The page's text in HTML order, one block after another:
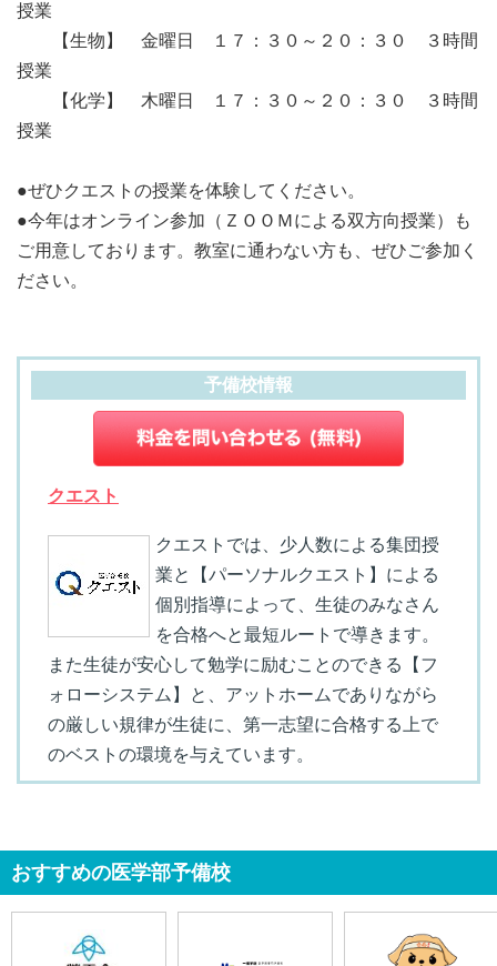
授業
【生物】 金曜日 １７：３０～２０：３０ ３時間
授業
【化学】 木曜日 １７：３０～２０：３０ ３時間
授業
●ぜひクエストの授業を体験してください。
●今年はオンライン参加（ＺＯＯＭによる双方向授業）も
ご用意しております。教室に通わない方も、ぜひご参加く
ださい。
予備校情報
クエスト
クエストでは、少人数による集団授
業と【パーソナルクエスト】による
個別指導によって、生徒のみなさん
を合格へと最短ルートで導きます。
また生徒が安心して勉学に励むことのできる【フ
ォローシステム】と、アットホームでありながら
の厳しい規律が生徒に、第一志望に合格する上で
のベストの環境を与えています。
おすすめの医学部予備校